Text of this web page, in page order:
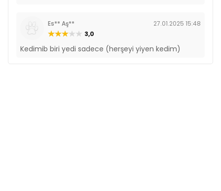
Es** Aş**
27.01.2025 15:48
3,0
Kedimib biri yedi sadece (herşeyi yiyen kedim)